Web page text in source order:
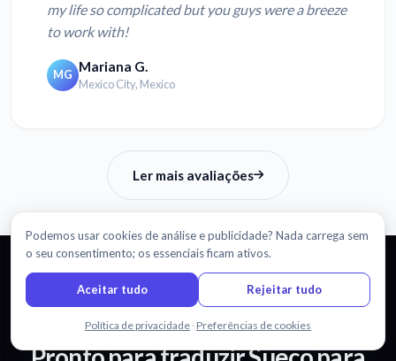
my life so complicated but you guys were a breeze
to work with!
MG Mariana G.
Mexico City, Mexico
Ler mais avaliações
COMEÇAR
Fale connosco
Podemos usar cookies de análise e publicidade? Nada carrega sem
o seu consentimento; os essenciais ficam ativos.
Aceitar tudo Rejeitar tudo
Política de privacidade · Preferências de cookies